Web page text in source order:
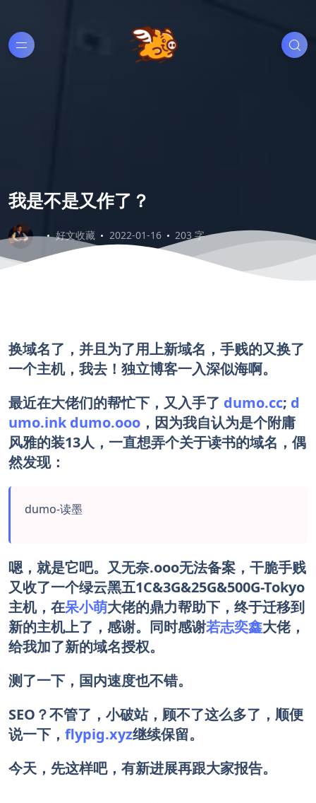
我是不是又作了？
好文收藏 2022-01-16 203 字
换域名了，并且为了用上新域名，手贱的又换了
一个主机，我去！独立博客一入深似海啊。
最近在大佬们的帮忙下，又入手了 dumo.cc; d
umo.ink dumo.ooo ，因为我自认为是个附庸
风雅的装13人，一直想弄个关于读书的域名，偶
然发现：
dumo-读墨
嗯，就是它吧。又无奈.ooo无法备案，干脆手贱
又收了一个绿云黑五1C&3G&25G&500G-Tokyo
主机，在呆小萌大佬的鼎力帮助下，终于迁移到
新的主机上了，感谢。同时感谢若志奕鑫大佬，
给我加了新的域名授权。
测了一下，国内速度也不错。
SEO？不管了，小破站，顾不了这么多了，顺便
说一下， flypig.xyz继续保留。
今天，先这样吧，有新进展再跟大家报告。